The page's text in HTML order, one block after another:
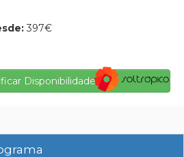
397€
Disponibilidade